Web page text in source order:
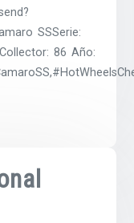
SSSerie:
86 Año: